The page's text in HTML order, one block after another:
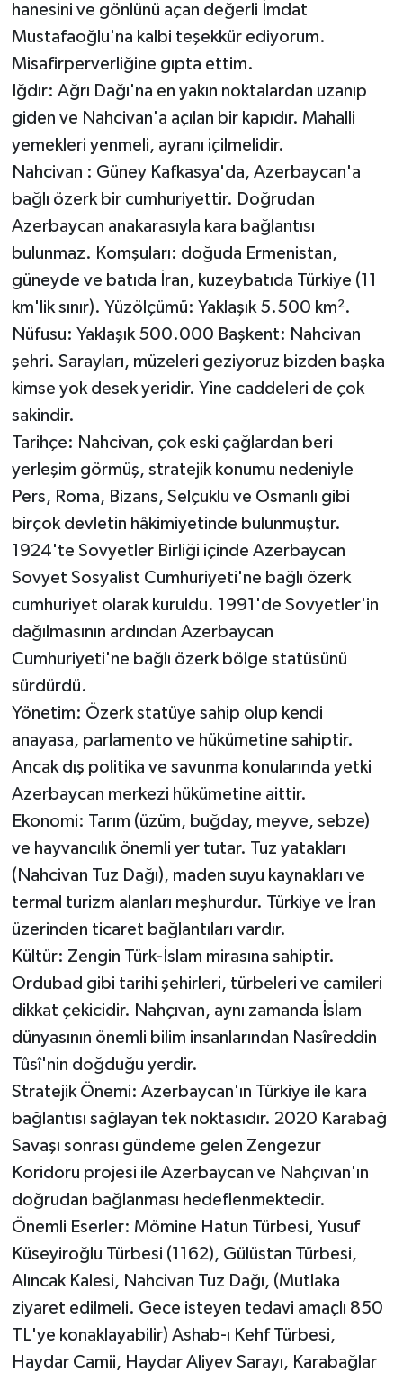
hanesini ve gönlünü açan değerli İmdat
Mustafaoğlu'na kalbi teşekkür ediyorum.
Misafirperverliğine gıpta ettim.
Iğdır: Ağrı Dağı'na en yakın noktalardan uzanıp
giden ve Nahcivan'a açılan bir kapıdır. Mahalli
yemekleri yenmeli, ayranı içilmelidir.
Nahcivan : Güney Kafkasya'da, Azerbaycan'a
bağlı özerk bir cumhuriyettir. Doğrudan
Azerbaycan anakarasıyla kara bağlantısı
bulunmaz. Komşuları: doğuda Ermenistan,
güneyde ve batıda İran, kuzeybatıda Türkiye (11
km'lik sınır). Yüzölçümü: Yaklaşık 5.500 km².
Nüfusu: Yaklaşık 500.000 Başkent: Nahcivan
şehri. Sarayları, müzeleri geziyoruz bizden başka
kimse yok desek yeridir. Yine caddeleri de çok
sakindir.
Tarihçe: Nahcivan, çok eski çağlardan beri
yerleşim görmüş, stratejik konumu nedeniyle
Pers, Roma, Bizans, Selçuklu ve Osmanlı gibi
birçok devletin hâkimiyetinde bulunmuştur.
1924'te Sovyetler Birliği içinde Azerbaycan
Sovyet Sosyalist Cumhuriyeti'ne bağlı özerk
cumhuriyet olarak kuruldu. 1991'de Sovyetler'in
dağılmasının ardından Azerbaycan
Cumhuriyeti'ne bağlı özerk bölge statüsünü
sürdürdü.
Yönetim: Özerk statüye sahip olup kendi
anayasa, parlamento ve hükümetine sahiptir.
Ancak dış politika ve savunma konularında yetki
Azerbaycan merkezi hükümetine aittir.
Ekonomi: Tarım (üzüm, buğday, meyve, sebze)
ve hayvancılık önemli yer tutar. Tuz yatakları
(Nahcivan Tuz Dağı), maden suyu kaynakları ve
termal turizm alanları meşhurdur. Türkiye ve İran
üzerinden ticaret bağlantıları vardır.
Kültür: Zengin Türk-İslam mirasına sahiptir.
Ordubad gibi tarihi şehirleri, türbeleri ve camileri
dikkat çekicidir. Nahçıvan, aynı zamanda İslam
dünyasının önemli bilim insanlarından Nasîreddin
Tûsî'nin doğduğu yerdir.
Stratejik Önemi: Azerbaycan'ın Türkiye ile kara
bağlantısı sağlayan tek noktasıdır. 2020 Karabağ
Savaşı sonrası gündeme gelen Zengezur
Koridoru projesi ile Azerbaycan ve Nahçıvan'ın
doğrudan bağlanması hedeflenmektedir.
Önemli Eserler: Mömine Hatun Türbesi, Yusuf
Küseyiroğlu Türbesi (1162), Gülüstan Türbesi,
Alıncak Kalesi, Nahcivan Tuz Dağı, (Mutlaka
ziyaret edilmeli. Gece isteyen tedavi amaçlı 850
TL'ye konaklayabilir) Ashab-ı Kehf Türbesi,
Haydar Camii, Haydar Aliyev Sarayı, Karabağlar